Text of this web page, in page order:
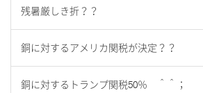
残暑厳しき折？？
銅に対するアメリカ関税が決定？？
銅に対するトランプ関税50％ ＾＾；